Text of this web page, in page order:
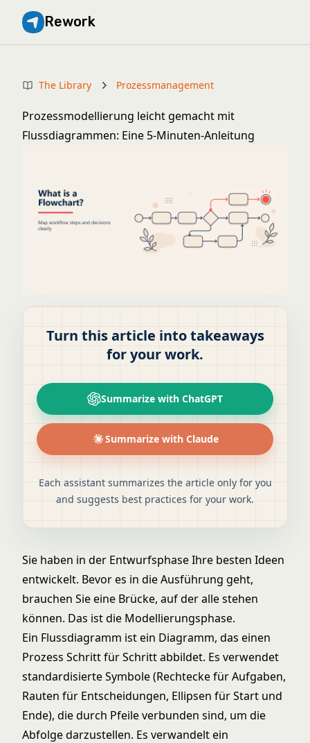
Rework
The Library Prozessmanagement
Prozessmodellierung leicht gemacht mit
Flussdiagrammen: Eine 5-Minuten-Anleitung
Turn this article into takeaways
for your work.
Summarize with ChatGPT
Summarize with Claude
Each assistant summarizes the article only for you
and suggests best practices for your work.
Sie haben in der Entwurfsphase Ihre besten Ideen
entwickelt. Bevor es in die Ausführung geht,
brauchen Sie eine Brücke, auf der alle stehen
können. Das ist die Modellierungsphase.
Ein Flussdiagramm ist ein Diagramm, das einen
Prozess Schritt für Schritt abbildet. Es verwendet
standardisierte Symbole (Rechtecke für Aufgaben,
Rauten für Entscheidungen, Ellipsen für Start und
Ende), die durch Pfeile verbunden sind, um die
Abfolge darzustellen. Es verwandelt ein